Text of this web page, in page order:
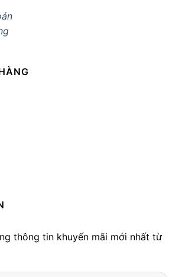
thông tin khuyến mãi mới nhất từ